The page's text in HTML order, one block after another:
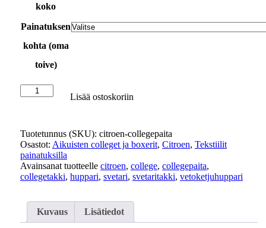
koko
Painatuksen
kohta (oma
toive)
Lisää ostoskoriin
Tuotetunnus (SKU): citroen-collegepaita
Osastot: Aikuisten colleget ja boxerit, Citroen, Tekstiilit
painatuksilla
Avainsanat tuotteelle citroen, college, collegepaita,
collegetakki, huppari, svetari, svetaritakki, vetoketjuhuppari
Kuvaus Lisätiedot